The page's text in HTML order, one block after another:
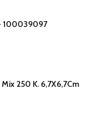
100039097
250 K. 6,7X6,7Cm